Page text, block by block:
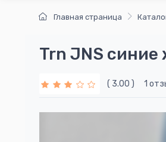
Главная страница
Trn JNS
( 3.00 ) 1